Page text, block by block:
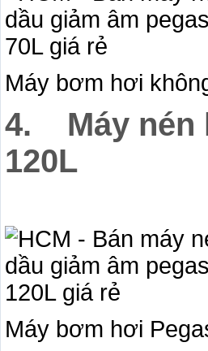
Máy bơm hơi
4. Máy nén
120L
Máy bơm hơi